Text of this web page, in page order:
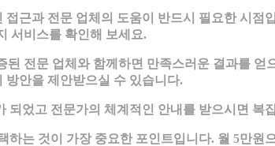
근과 전문 업체의 도움이 반드시 필요한 시점
서비스를 확인해 보세요.
전문 업체와 함께하면 만족스러운 결과를 얻
방안을 제안받으실 수 있습니다.
었고 전문가의 체계적인 안내를 받으시면 복
는 것이 가장 중요한 포인트입니다. 월 5만원